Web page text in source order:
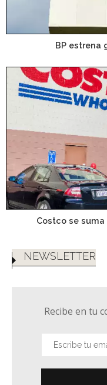
BP estrena
Costco se
NEWSLETTER
Recibe en tu